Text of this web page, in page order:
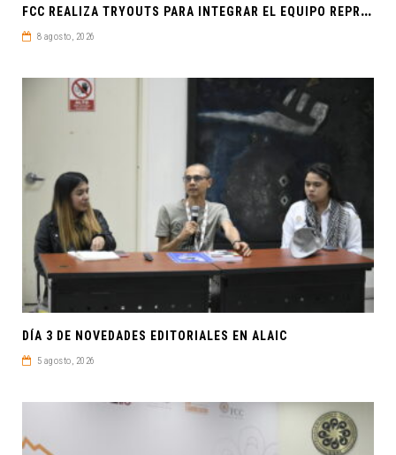
F
CC REALIZA TRYOUTS PARA INTEGRAR EL EQUIPO REPRESENTATIVO DE FÚTBOL SOCCER
8 agosto, 2026
DÍA 3 DE NOVEDADES EDITORIALES EN ALAIC
5 agosto, 2026